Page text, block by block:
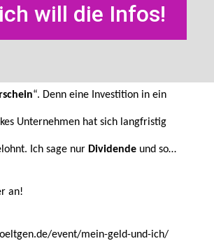
Du bist weisst Bescheid.
“. Denn eine Investition in ein
Unternehmen hat sich langfristig
Ich sage nur Dividendeund so…
an!
event/mein-geld-und-ich/
will die Infos!